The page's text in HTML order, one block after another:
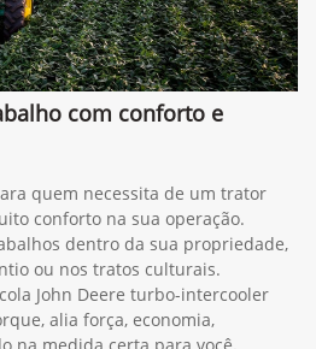
com conforto e
quem necessita de um trator
conforto na sua operação.
dentro da sua propriedade,
ou nos tratos culturais.
John Deere turbo-intercooler
alia força, economia,